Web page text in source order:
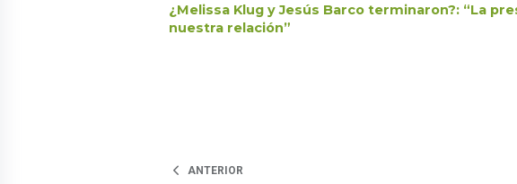
¿Melissa Klug y Jesús Barco terminaron?: “La
nuestra relación”
ANTERIOR